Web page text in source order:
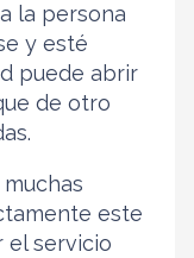
la persona
y esté
puede abrir
de otro
este
el servicio